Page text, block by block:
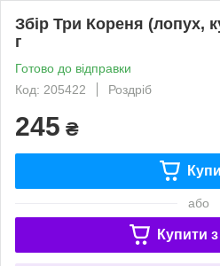
Збір Три Кореня (лопух,
г
Готово до відправки
Код: 205422
Роздріб
245 ₴
або
Купити з